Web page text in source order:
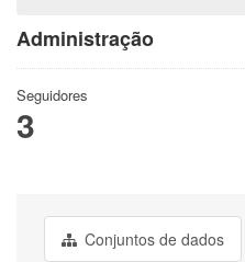
Administração
Seguidores
3
Conjuntos de dados